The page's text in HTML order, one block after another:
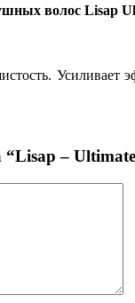
волос Lisap
Усиливает
“Lisap –